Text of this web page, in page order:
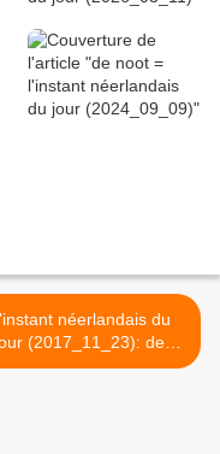
néerlandais du
(2017_11_23): de
moskee >